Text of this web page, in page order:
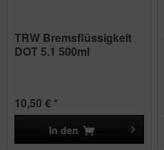
TRW Bremsflüssigkeit
DOT 5.1 500ml
10,50 € *
In den